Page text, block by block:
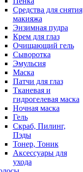
Средства для снятия
макияжа
Энзимная пудра
Крем для глаз
Очищающий гель
Сыворотка
Эмульсия
Маска
Патчи для глаз
Тканевая и
гидрогелевая маска
Ночная маска
Гель
Скраб, Пилинг,
Пэды
Тонер, Тоник
Аксессуары для
ухода